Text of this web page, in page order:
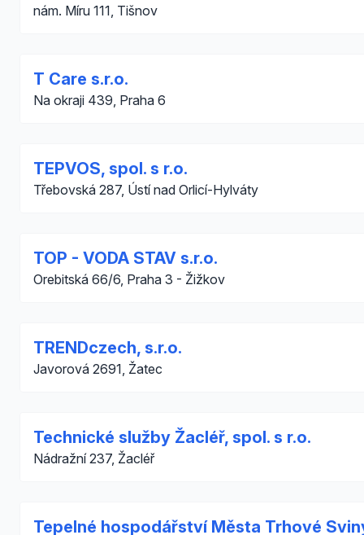
nám. Míru 111, Tišnov
T Care s.r.o.
Na okraji 439, Praha 6
TEPVOS, spol. s r.o.
Třebovská 287, Ústí nad Orlicí-Hylváty
TOP - VODA STAV s.r.o.
Orebitská 66/6, Praha 3 - Žižkov
TRENDczech, s.r.o.
Javorová 2691, Žatec
Technické služby Žacléř, spol. s r.o.
Nádražní 237, Žacléř
Tepelné hospodářství Města Trhové